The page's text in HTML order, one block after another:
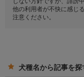
他の利用者が不快に感じ
注意ください。
犬種名から記事を探